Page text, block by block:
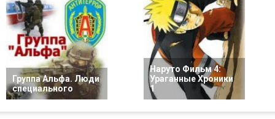
Группа Альфа. Люди
специального
Наруто Фильм 4:
Ураганные Хроники
1